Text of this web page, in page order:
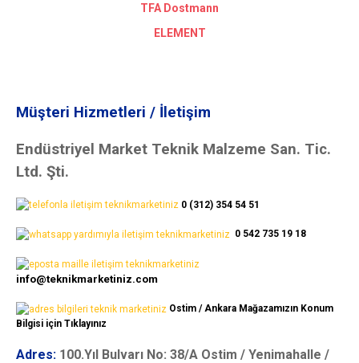
TFA Dostmann
ELEMENT
Müşteri Hizmetleri / İletişim
Endüstriyel Market Teknik Malzeme San. Tic.
Ltd. Şti.
0 (312) 354 54 51
0 542 735 19 18
info@teknikmarketiniz.com
Ostim / Ankara Mağazamızın Konum
Bilgisi için Tıklayınız
Adres: 100.Yıl Bulvarı No: 38/A Ostim / Yenimahalle /